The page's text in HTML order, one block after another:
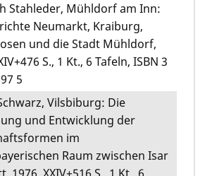
Stahleder, Mühldorf am Inn:
Neumarkt, Kraiburg,
und die Stadt Mühldorf,
S., 1 Kt., 6 Tafeln, ISBN 3
5
Vilsbiburg: Die
und Entwicklung der
im
Raum zwischen Isar